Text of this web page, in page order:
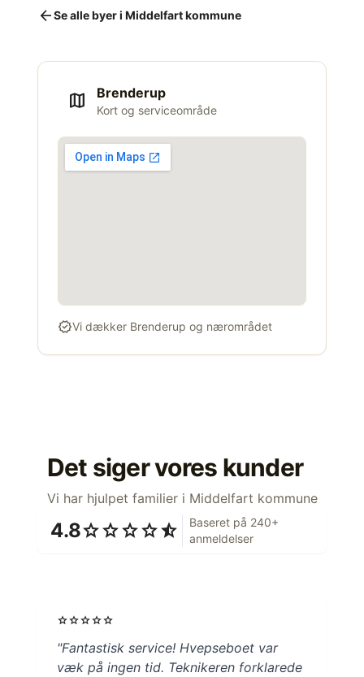
arrow_backSe alle byer i Middelfart kommune
map Brenderup
Kort og serviceområde
verifiedVi dækker Brenderup og nærområdet
Det siger vores kunder
Vi har hjulpet familier i Middelfart kommune
4.8starstarstarstarstar_half
Baseret på 240+
anmeldelser
starstarstarstarstar
"Fantastisk service! Hvepseboet var
væk på ingen tid. Teknikeren forklarede